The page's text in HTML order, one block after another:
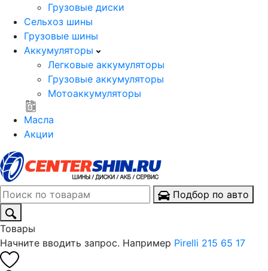
Грузовые диски
Сельхоз шины
Грузовые шины
Аккумуляторы
Легковые аккумуляторы
Грузовые аккумуляторы
Мотоаккумуляторы
Масла
Акции
Подбор по авто
Товары
Начните вводить запрос. Например Pirelli 215 65 17